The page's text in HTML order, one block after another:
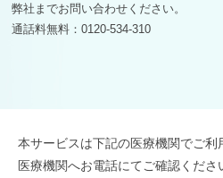
弊社までお問い合わせください。
通話料無料：0120-534-310
本サービスは下記の医療機関でご
医療機関へお電話にてご確認くださ